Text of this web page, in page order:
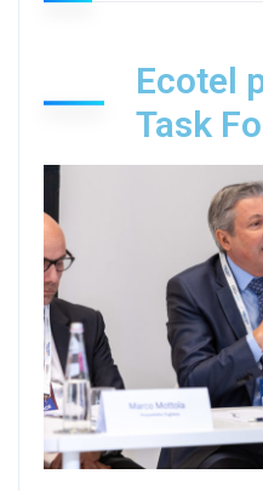
Ecotel
Task